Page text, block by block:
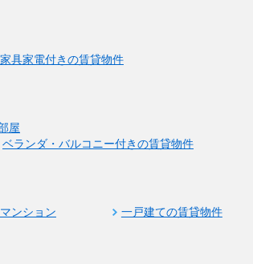
家具家電付きの賃貸物件
屋
ベランダ・バルコニー付きの賃貸物件
ンション
一戸建ての賃貸物件